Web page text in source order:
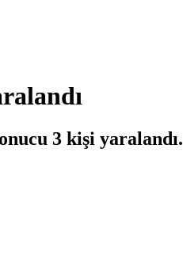
3 kişi yaralandı.